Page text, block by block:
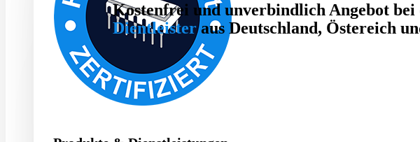
Kostenfrei und unverbindlich Angebot
Dientleisteraus Deutschland, Östereich